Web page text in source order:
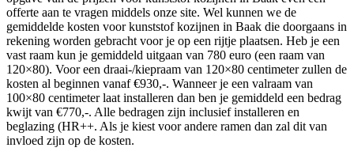
offerte aan te vragen middels onze site. Wel kunnen we de
gemiddelde kosten voor kunststof kozijnen in Baak die doorgaans in
rekening worden gebracht voor je op een rijtje plaatsen. Heb je een
vast raam kun je gemiddeld uitgaan van 780 euro (een raam van
120×80). Voor een draai-/kiepraam van 120×80 centimeter zullen de
kosten al beginnen vanaf €930,-. Wanneer je een valraam van
100×80 centimeter laat installeren dan ben je gemiddeld een bedrag
kwijt van €770,-. Alle bedragen zijn inclusief installeren en
beglazing (HR++. Als je kiest voor andere ramen dan zal dit van
invloed zijn op de kosten.